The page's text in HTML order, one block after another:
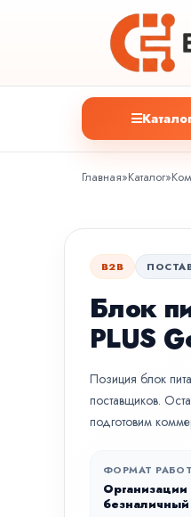
Главная»Каталог»
B2B
Блок
PLUS
Позиция блок
поставщиков.
подготовим
ФОРМАТ
безналичный